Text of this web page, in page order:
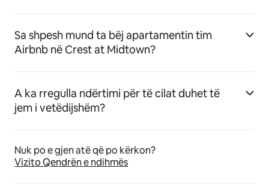
Sa shpesh mund ta bëj apartamentin tim
Airbnb në Crest at Midtown?
A ka rregulla ndërtimi për të cilat duhet të
jem i vetëdijshëm?
Nuk po e gjen atë që po kërkon?
Vizito Qendrën e ndihmës